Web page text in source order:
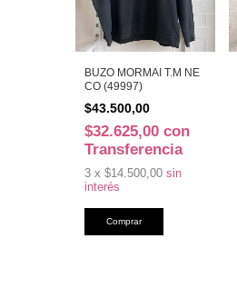
BUZO MORMAI T.M NE
CO (49997)
$43.500,00
$32.625,00 con
Transferencia
3 x $14.500,00 sin
interés